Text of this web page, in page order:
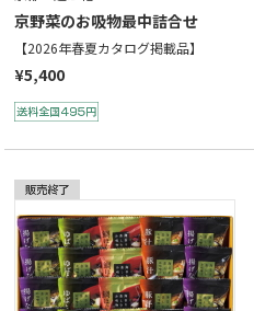
京野菜のお吸物最中詰合せ
【2026年春夏カタログ掲載品】
¥5,400